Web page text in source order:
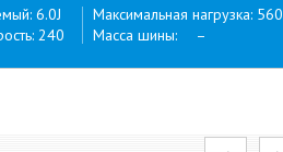
6.0J
240
Максимальная нагрузка: 560
Масса шины: –